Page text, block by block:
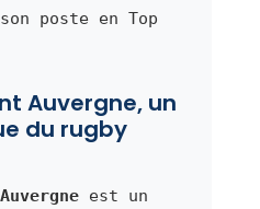
poste en Top
Auvergne, un
du rugby
est un